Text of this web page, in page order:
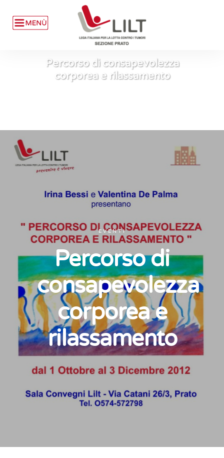
Percorso di consapevolezza
corporea e rilassamento
EVENTI
Percorso di
consapevolezza
corporea e
rilassamento